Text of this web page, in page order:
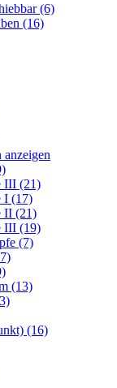
(6)
(16)
anzeigen
III (21)
I (17)
II (21)
III (19)
(7)
(13)
(16)